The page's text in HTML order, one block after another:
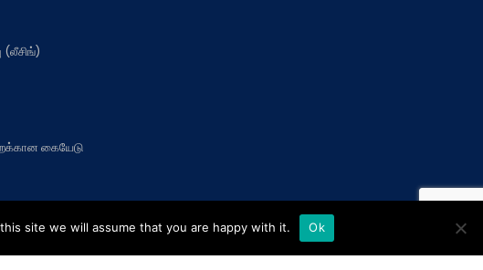
(லீசிங்)
கையேடு
site we will assume that you are happy with it. Ok